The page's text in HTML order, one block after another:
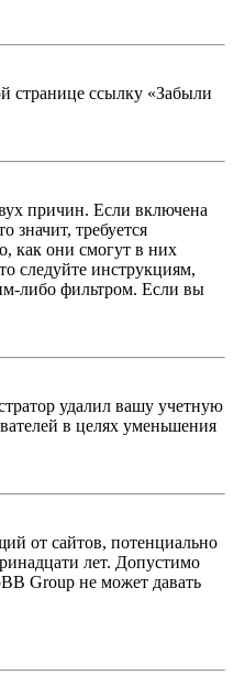
странице ссылку «Забыли
причин. Если включена
значит, требуется
как они смогут в них
следуйте инструкциям,
либо фильтром. Если вы
удалил вашу учетную
в целях уменьшения
от сайтов, потенциально
лет. Допустимо
Group не может давать